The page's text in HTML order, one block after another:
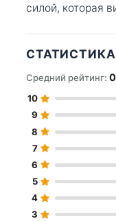
силой, которая
СТАТИСТИКА
Средний рейтинг:
10
9
8
7
6
5
4
3